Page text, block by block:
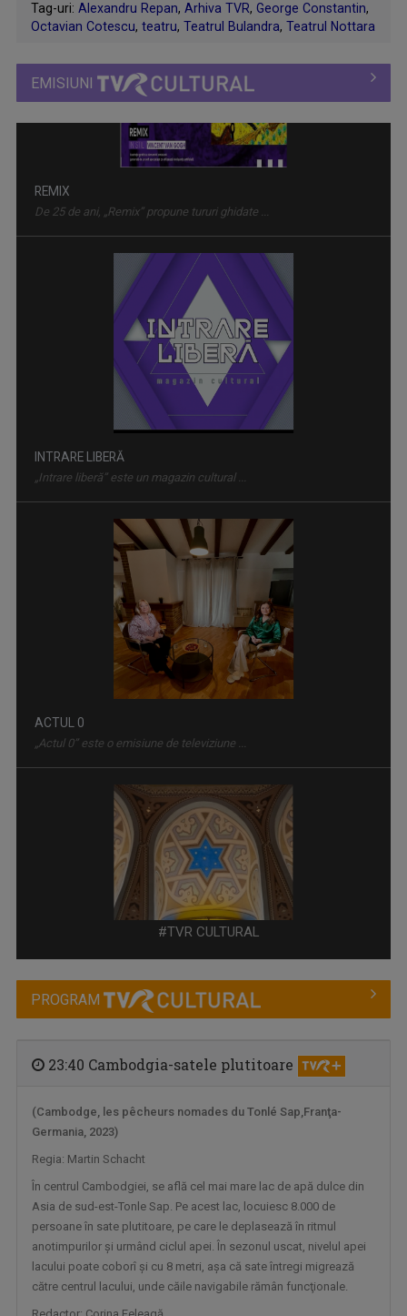
Tag-uri: Alexandru Repan, Arhiva TVR, George Constantin,
Octavian Cotescu, teatru, Teatrul Bulandra, Teatrul Nottara
EMISIUNI
INTRARE LIBERĂ
„Intrare liberă” este un magazin cultural ...
„Actul 0” este o emisiune de televiziune ...
În fiecare marți și vineri, de la ora 14:30, ...
LECȚIA DE ISTORIE
Emisiunea „Lecția de istorie” își propune să ...
#TVR CULTURAL
PROGRAM
23:40 Cambodgia-satele plutitoare
(Cambodge, les pêcheurs nomades du Tonlé Sap,Franţa-
Germania, 2023)
Regia: Martin Schacht
În centrul Cambodgiei, se află cel mai mare lac de apă dulce din
Asia de sud-est-Tonle Sap. Pe acest lac, locuiesc 8.000 de
persoane în sate plutitoare, pe care le deplasează în ritmul
anotimpurilor şi urmând ciclul apei. În sezonul uscat, nivelul apei
lacului poate coborî şi cu 8 metri, aşa că sate întregi migrează
către centrul lacului, unde căile navigabile rămân funcţionale.